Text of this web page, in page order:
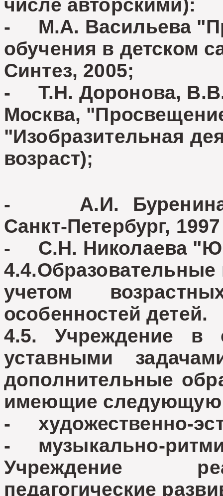
числе авторскими):
- М.А. Васильева
обучения в детском
Синтез, 2005;
- Т.Н. Доронова, В.В.
Москва,
"Изобразительная
возраст);
- А.И. Буренина
Санкт-Петербург,
- С.Н. Николаева
учетом
особенностей детей.
4.5. Учреждение в
уставными
дополнительные
имеющие следующую
- художественно-
- музыкально-
Учреждение
педагогические